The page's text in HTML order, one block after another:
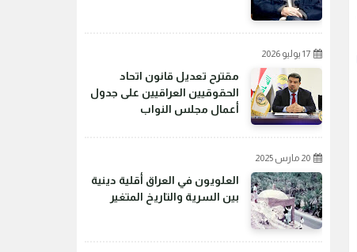
17 يوليو 2026
مقترح تعديل قانون اتحاد
الحقوقيين العراقيين على جدول
أعمال مجلس النواب
20 مارس 2025
العلويون في العراق أقلية دينية
بين السرية والتاريخ المتغير